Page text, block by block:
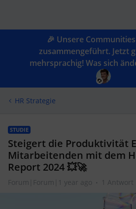
🎉 Unsere
zusammengeführt. Jetzt
mehrsprachig! Was sich
HR Strategie
STUDIE
Steigert die Produktivität
Mitarbeitenden mit dem
Report 2024 💥🚀
Forum|Forum|1 year ago 1 Antwort